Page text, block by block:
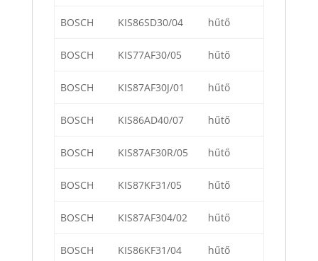
BOSCH KIS86SD30/04 hűtő
BOSCH KIS77AF30/05 hűtő
BOSCH KIS87AF30J/01 hűtő
BOSCH KIS86AD40/07 hűtő
BOSCH KIS87AF30R/05 hűtő
BOSCH KIS87KF31/05 hűtő
BOSCH KIS87AF304/02 hűtő
BOSCH KIS86KF31/04 hűtő